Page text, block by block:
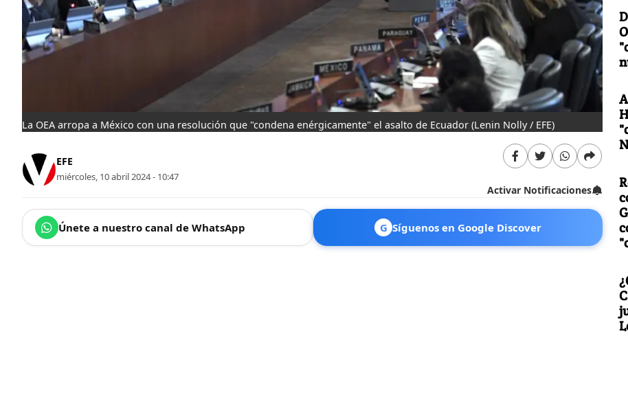
La OEA arropa a México con una resolución que "condena enérgicamente" el asalto de Ecuador (Lenin Nolly / EFE)
EFE
miércoles, 10 abril 2024 - 10:47
Activar Notificaciones
Únete a nuestro canal de WhatsApp G Síguenos en Google Discover